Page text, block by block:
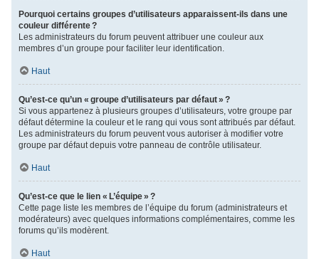
Pourquoi certains groupes d’utilisateurs apparaissent-ils dans une
couleur différente ?
Les administrateurs du forum peuvent attribuer une couleur aux
membres d’un groupe pour faciliter leur identification.
Haut
Qu’est-ce qu’un « groupe d’utilisateurs par défaut » ?
Si vous appartenez à plusieurs groupes d’utilisateurs, votre groupe par
défaut détermine la couleur et le rang qui vous sont attribués par défaut.
Les administrateurs du forum peuvent vous autoriser à modifier votre
groupe par défaut depuis votre panneau de contrôle utilisateur.
Haut
Qu’est-ce que le lien « L’équipe » ?
Cette page liste les membres de l’équipe du forum (administrateurs et
modérateurs) avec quelques informations complémentaires, comme les
forums qu’ils modèrent.
Haut